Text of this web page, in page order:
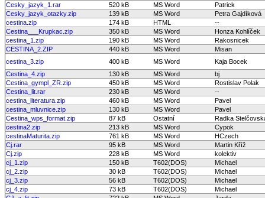
Cesky_jazyk_1.rar
520 kB MS Word
Patrick
Cesky_jazyk_otazky.zip
139 kB MS Word
Petra Gajdíková
cestina.zip
174 kB HTML
--
Cestina___Krupkac.zip
350 kB MS Word
Honza Kohlíček
cestina_1.zip
190 kB MS Word
Rakosnicek
CESTINA_2.ZIP
440 kB MS Word
Misan
cestina_3.zip
400 kB MS Word
Kaja Bocek
Cestina_4.zip
130 kB MS Word
bj
Cestina_gympl_ZR.zip
450 kB MS Word
Rostislav Polak
Cestina_lit.rar
230 kB MS Word
--
cestina_literatura.zip
460 kB MS Word
Pavel
cestina_mluvnice.zip
130 kB MS Word
Pavel
Cestina_wps_format.zip
87 kB Ostatní
Radka
cestina2.zip
213 kB MS Word
Cypok
cestinaMaturita.zip
761 kB MS Word
HCzech
Cj.rar
95 kB MS Word
Martin Kříž
Cj.zip
228 kB MS Word
kolektiv
cj_1.zip
150 kB T602(DOS)
Michael
cj_2.zip
30 kB T602(DOS)
Michael
cj_3.zip
56 kB T602(DOS)
Michael
cj_4.zip
73 kB T602(DOS)
Michael